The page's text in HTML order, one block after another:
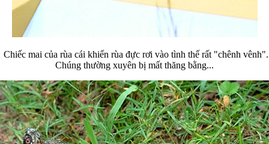
Chiếc mai của rùa cái khiến rùa đực rơi vào tình thế rất "chênh vênh".
Chúng thường xuyên bị mất thăng bằng...